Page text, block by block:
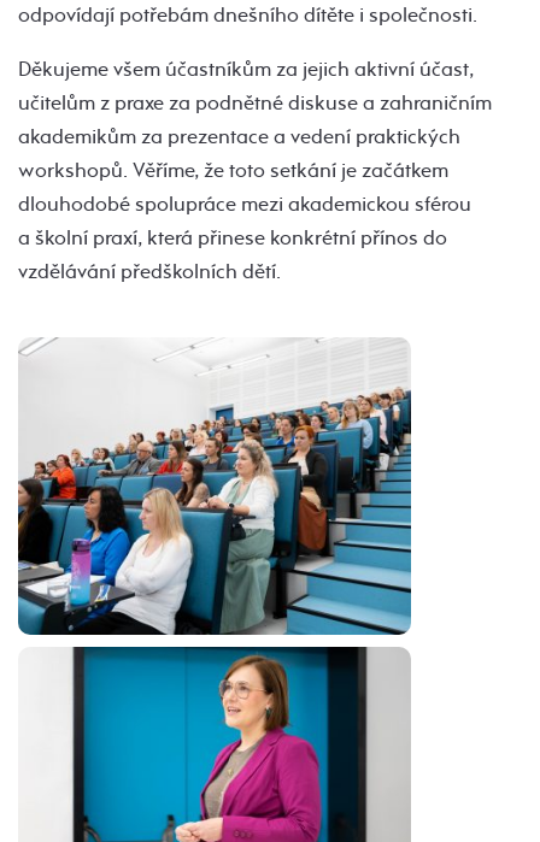
odpovídají potřebám dnešního dítěte i společnosti.
Děkujeme všem účastníkům za jejich aktivní účast,
učitelům z praxe za podnětné diskuse a zahraničním
akademikům za prezentace a vedení praktických
workshopů. Věříme, že toto setkání je začátkem
dlouhodobé spolupráce mezi akademickou sférou
a školní praxí, která přinese konkrétní přínos do
vzdělávání předškolních dětí.